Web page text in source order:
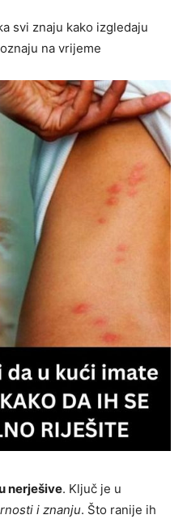
svi znaju kako izgledaju
na vrijeme
nerješive. Ključ je u
i znanju. Što ranije ih